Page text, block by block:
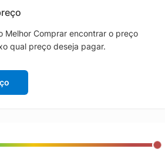
Melhor Comprar encontrar o preço
qual preço deseja pagar.